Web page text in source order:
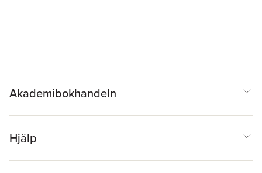
Akademibokhandeln
Hjälp